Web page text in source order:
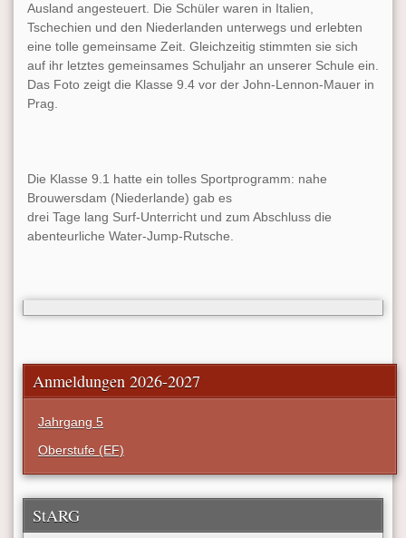
Ausland angesteuert. Die Schüler waren in Italien,
Tschechien und den Niederlanden unterwegs und erlebten
eine tolle gemeinsame Zeit. Gleichzeitig stimmten sie sich
auf ihr letztes gemeinsames Schuljahr an unserer Schule ein.
Das Foto zeigt die Klasse 9.4 vor der John-Lennon-Mauer in
Prag.
Die Klasse 9.1 hatte ein tolles Sportprogramm: nahe
Brouwersdam (Niederlande) gab es
drei Tage lang Surf-Unterricht und zum Abschluss die
abenteurliche Water-Jump-Rutsche.
Anmeldungen 2026-2027
Jahrgang 5
Oberstufe (EF)
StARG